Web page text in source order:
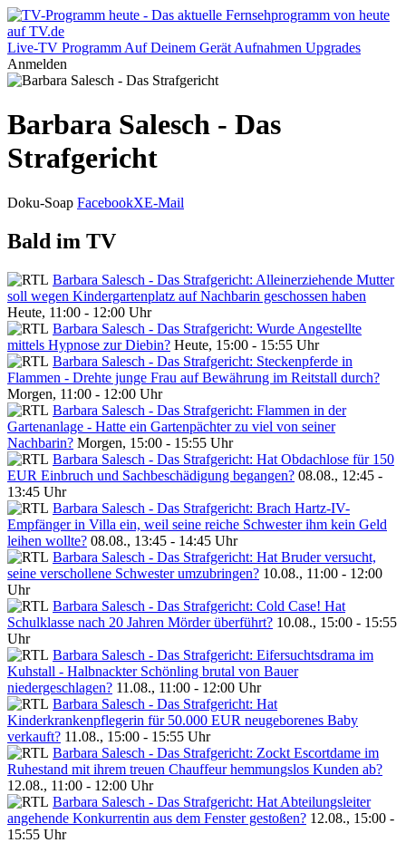
Live-TV Programm Auf Deinem Gerät Aufnahmen Upgrades
Anmelden
Barbara Salesch - Das
Strafgericht
Doku-Soap FacebookXE-Mail
Bald im TV
Barbara Salesch - Das Strafgericht: Alleinerziehende Mutter
soll wegen Kindergartenplatz auf Nachbarin geschossen haben
Heute, 11:00 - 12:00 Uhr
Barbara Salesch - Das Strafgericht: Wurde Angestellte
mittels Hypnose zur Diebin? Heute, 15:00 - 15:55 Uhr
Barbara Salesch - Das Strafgericht: Steckenpferde in
Flammen - Drehte junge Frau auf Bewährung im Reitstall durch?
Morgen, 11:00 - 12:00 Uhr
Barbara Salesch - Das Strafgericht: Flammen in der
Gartenanlage - Hatte ein Gartenpächter zu viel von seiner
Nachbarin? Morgen, 15:00 - 15:55 Uhr
Barbara Salesch - Das Strafgericht: Hat Obdachlose für 150
EUR Einbruch und Sachbeschädigung begangen? 08.08., 12:45 -
13:45 Uhr
Barbara Salesch - Das Strafgericht: Brach Hartz-IV-
Empfänger in Villa ein, weil seine reiche Schwester ihm kein Geld
leihen wollte? 08.08., 13:45 - 14:45 Uhr
Barbara Salesch - Das Strafgericht: Hat Bruder versucht,
seine verschollene Schwester umzubringen? 10.08., 11:00 - 12:00
Uhr
Barbara Salesch - Das Strafgericht: Cold Case! Hat
Schulklasse nach 20 Jahren Mörder überführt? 10.08., 15:00 - 15:55
Uhr
Barbara Salesch - Das Strafgericht: Eifersuchtsdrama im
Kuhstall - Halbnackter Schönling brutal von Bauer
niedergeschlagen? 11.08., 11:00 - 12:00 Uhr
Barbara Salesch - Das Strafgericht: Hat
Kinderkrankenpflegerin für 50.000 EUR neugeborenes Baby
verkauft? 11.08., 15:00 - 15:55 Uhr
Barbara Salesch - Das Strafgericht: Zockt Escortdame im
Ruhestand mit ihrem treuen Chauffeur hemmungslos Kunden ab?
12.08., 11:00 - 12:00 Uhr
Barbara Salesch - Das Strafgericht: Hat Abteilungsleiter
angehende Konkurrentin aus dem Fenster gestoßen? 12.08., 15:00 -
15:55 Uhr